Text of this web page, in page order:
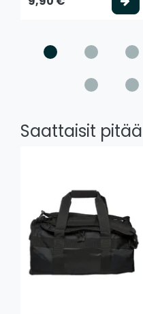
Saattaisit